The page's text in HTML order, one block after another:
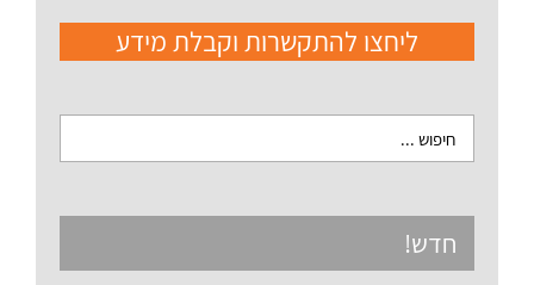
ליחצו להתקשרות וקבלת מידע
חדש!